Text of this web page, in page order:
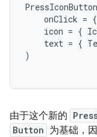
PressIconButton
onClick =
icon = {
text = {
)
由于这个新的
Button 为基础，